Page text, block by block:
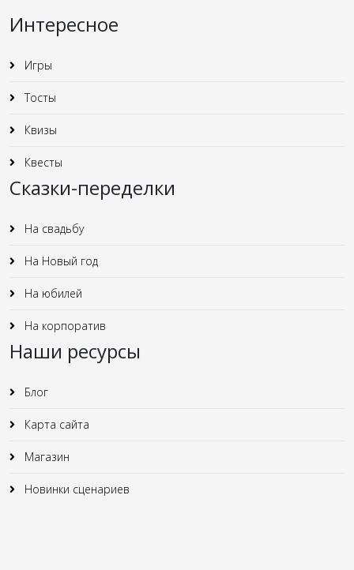
Интересное
Игры
Тосты
Квизы
Квесты
Сказки-переделки
На свадьбу
На Новый год
На юбилей
На корпоратив
Наши ресурсы
Блог
Карта сайта
Магазин
Новинки сценариев